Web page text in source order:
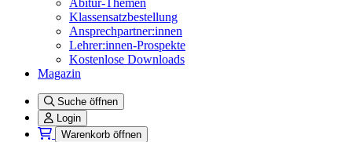
Abitur-Themen
Klassensatzbestellung
Ansprechpartner:innen
Lehrer:innen-Prospekte
Kostenlose Downloads
Magazin
Suche öffnen
Login
Warenkorb öffnen